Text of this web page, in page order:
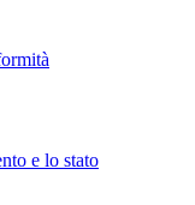
e lo stato